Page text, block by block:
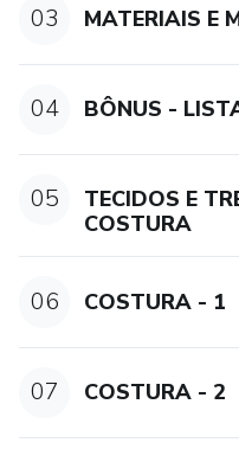
E o Vivendo de Mesa
VIVENDO DE MESA
CRESCER
você ama.
03 MATERIAIS E
04 BÔNUS -
05
TECIDOS E
COSTURA
06 COSTURA - 1
07 COSTURA - 2